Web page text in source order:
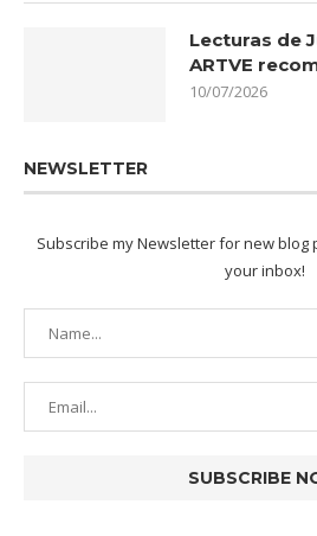
Lecturas de
ARTVE
10/07/2026
NEWSLETTER
Subscribe my Newsletter for new blog
your inbox!